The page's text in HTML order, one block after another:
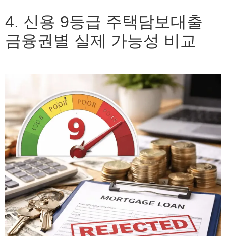
4. 신용 9등급 주택담보대출
금융권별 실제 가능성 비교